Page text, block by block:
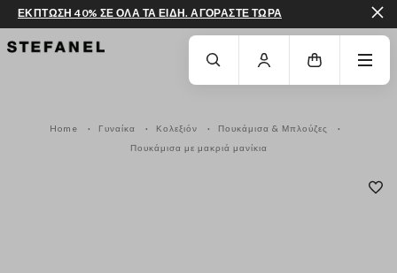
ΜΕΤΆΒΑΣΗ ΣΤΟ ΚΎΡΙΟ ΠΕΡΙΕΧΌΜΕΝΟΚΑΤΕΒΕΊΤΕ ΣΤΟ ΚΆΤΩ ΜΈΡΟΣ
ΕΚΠΤΩΣΗ 40% ΣΕ ΟΛΑ ΤΑ ΕΙΔΗ. ΑΓΟΡΑΣΤΕ ΤΩΡΑ
Home Γυναίκα Κολεξιόν
Πουκάμισα & Μπλούζες
Πουκάμισα με μακριά μανίκια